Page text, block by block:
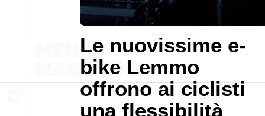
Le nuovissime e-
bike Lemmo
offrono ai ciclisti
una flessibilità